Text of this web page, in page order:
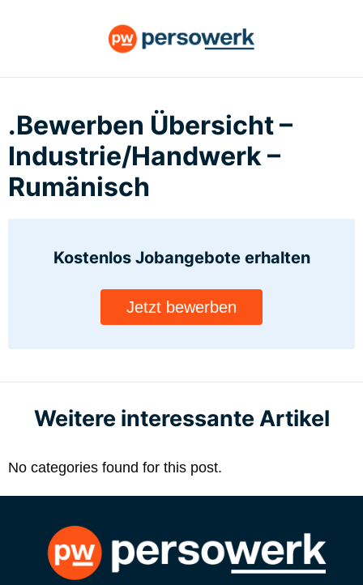
.Bewerben Übersicht –
Industrie/Handwerk –
Rumänisch
Kostenlos Jobangebote erhalten
Jetzt bewerben
Weitere interessante Artikel
No categories found for this post.